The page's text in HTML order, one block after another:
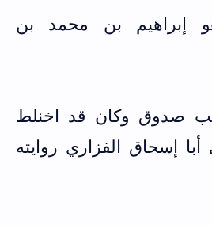
إبراهيم بن محمد بن
صدوق وكان قد اخنلط
إسحاق الفزاري روايته